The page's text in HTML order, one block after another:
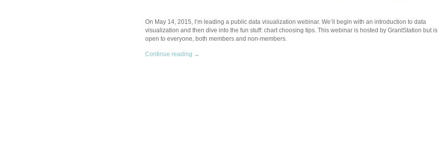
On May 14, 2015, I’m leading a public data visualization webinar. We’ll begin with an introduction to data
visualization and then dive into the fun stuff: chart choosing tips. This webinar is hosted by GrantStation but is
open to everyone, both members and non-members.
Continue reading →